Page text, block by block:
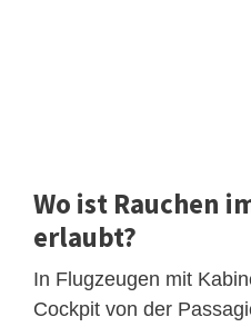
Wo ist Rauchen
erlaubt?
In Flugzeugen mit
Cockpit von der